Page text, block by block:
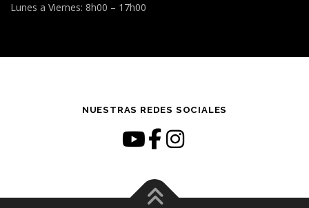
Lunes a Viernes: 8h00 – 17h00
NUESTRAS REDES SOCIALES